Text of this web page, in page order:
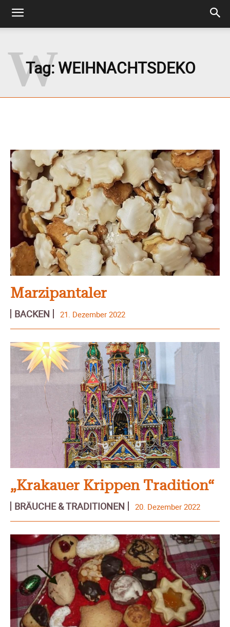
Tag:WEIHNACHTSDEKO
W
Marzipantaler
BACKEN 21. Dezember 2022
„Krakauer Krippen Tradition“
BRÄUCHE & TRADITIONEN 20. Dezember 2022